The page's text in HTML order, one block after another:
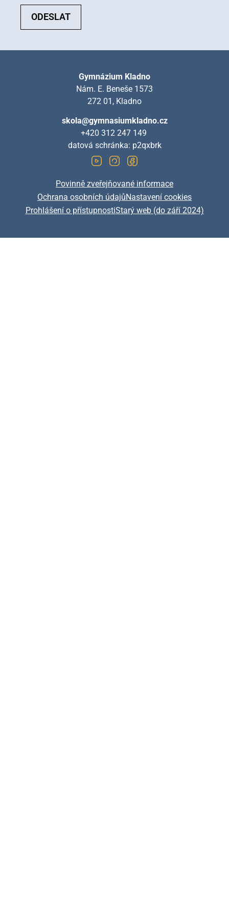
ODESLAT
Gymnázium Kladno
Nám. E. Beneše 1573
272 01, Kladno
skola@gymnasiumkladno.cz
+420 312 247 149
datová schránka: p2qxbrk
Povinně zveřejňované informace
Ochrana osobních údajůNastavení cookies
Prohlášení o přístupnostiStarý web (do září 2024)